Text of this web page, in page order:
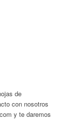
de
con nosotros
y te daremos